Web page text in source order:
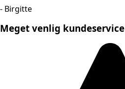
- Birgitte
Meget venlig kundeservice